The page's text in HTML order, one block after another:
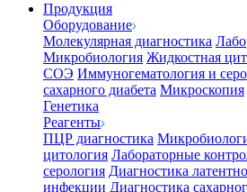
Продукция
Оборудование
Молекулярная диагностика
Микробиология Жидкостная
СОЭ Иммуногематология и
сахарного диабета Микроскопия
Генетика
Реагенты
ПЦР диагностика
цитология Лабораторные
серология Диагностика
инфекции Диагностика